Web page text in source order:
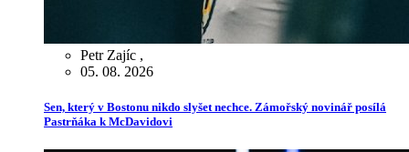
Petr Zajíc ,
05. 08. 2026
Sen, který v Bostonu nikdo slyšet nechce. Zámořský novinář posílá
Pastrňáka k McDavidovi